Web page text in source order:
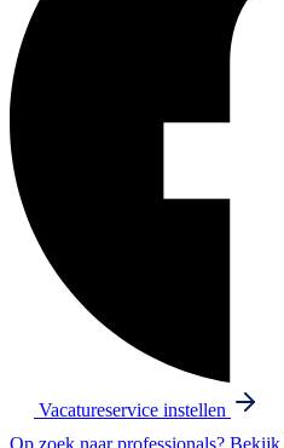
Vacatureservice instellen
Op zoek naar professionals? Bekijk